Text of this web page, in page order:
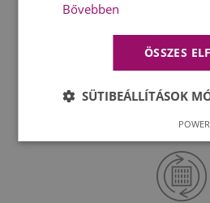
Könnyű
Bővebben
ÖSSZES
SÜTIBEÁLLÍTÁSOK